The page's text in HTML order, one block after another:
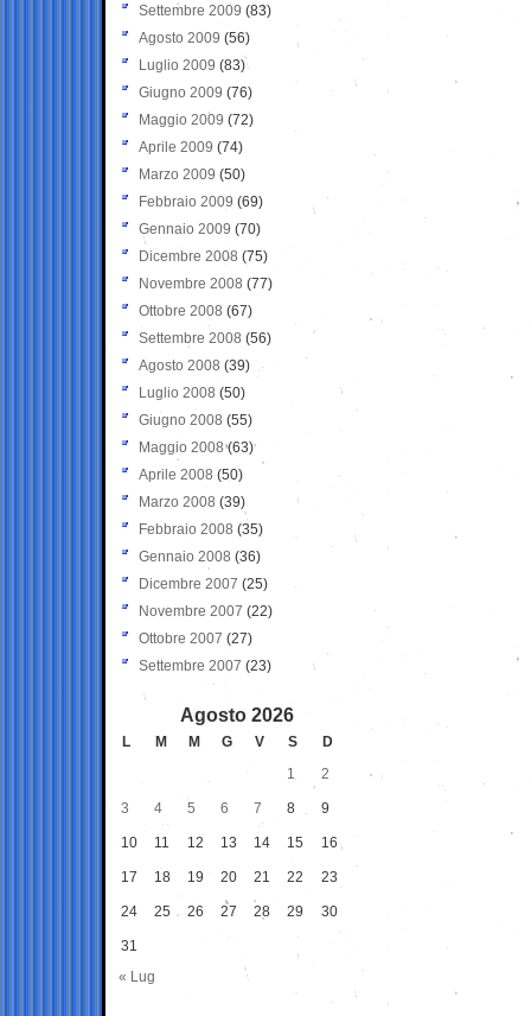
Settembre 2009 (83)
Agosto 2009 (56)
Luglio 2009 (83)
Giugno 2009 (76)
Maggio 2009 (72)
Aprile 2009 (74)
Marzo 2009 (50)
Febbraio 2009 (69)
Gennaio 2009 (70)
Dicembre 2008 (75)
Novembre 2008 (77)
Ottobre 2008 (67)
Settembre 2008 (56)
Agosto 2008 (39)
Luglio 2008 (50)
Giugno 2008 (55)
Maggio 2008(63)
Aprile 2008 (50)
Marzo 2008 (39)
Febbraio 2008 (35)
Gennaio 2008 (36)
Dicembre 2007 (25)
Novembre 2007 (22)
Ottobre 2007 (27)
Settembre 2007 (23)
Agosto 2026
L M M G V S
D
1
2
3 4 5 6 7 8 9
10 11 12 13 14 15 16
17 18 19 20 21 22 23
24 25 26 27 28 29 30
31
« Lug